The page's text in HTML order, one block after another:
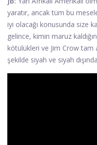
yaratır, ancak tüm bu
iyi olacağı konusunda size
gelince, kimin maruz
kötülükleri ve Jim Crow tam
şekilde siyah ve siyah